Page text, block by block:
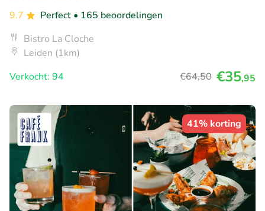
9.7
Perfect • 165 beoordelingen
Bistro La Cloche
Leiden (1km)
Verkocht: 94
€64,50 €35,95
41% korting